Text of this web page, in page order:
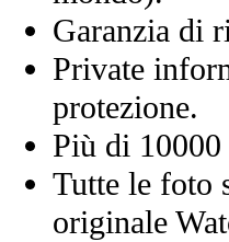
Garanzia di
Private
protezione.
Più di
Tutte le foto
originale